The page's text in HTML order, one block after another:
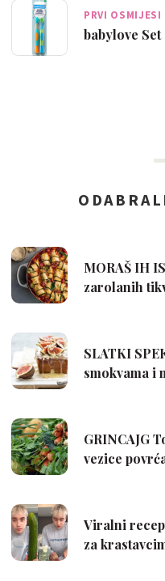
PRVI OSMIJESI
babylove